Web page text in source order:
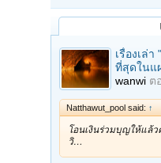
เรื่องเล่
ที่สุดในแ
wanwi ต
Natthawut_pool said: ↑
โอนเงินร่วมบุญให้แล้
วิ…